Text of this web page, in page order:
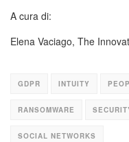
A cura di:
Elena Vaciago, The
GDPR INTUITY
RANSOMWARE
SOCIAL NETWORKS